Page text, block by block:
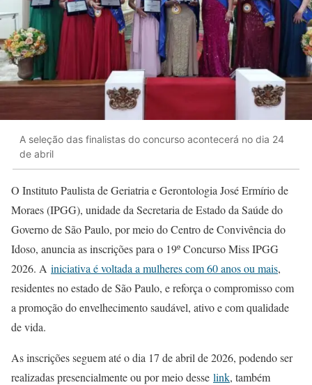
A seleção das finalistas do concurso acontecerá no dia 24
de abril
O Instituto Paulista de Geriatria e Gerontologia José Ermírio de
Moraes (IPGG), unidade da Secretaria de Estado da Saúde do
Governo de São Paulo, por meio do Centro de Convivência do
Idoso, anuncia as inscrições para o 19º Concurso Miss IPGG
2026. A iniciativa é voltada a mulheres com 60 anos ou mais,
residentes no estado de São Paulo, e reforça o compromisso com
a promoção do envelhecimento saudável, ativo e com qualidade
de vida.
As inscrições seguem até o dia 17 de abril de 2026, podendo ser
realizadas presencialmente ou por meio desse link, também